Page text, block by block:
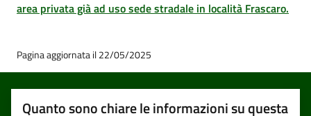
area privata già ad uso sede stradale in località Frascaro.
Pagina aggiornata il 22/05/2025
Quanto sono chiare le informazioni su questa